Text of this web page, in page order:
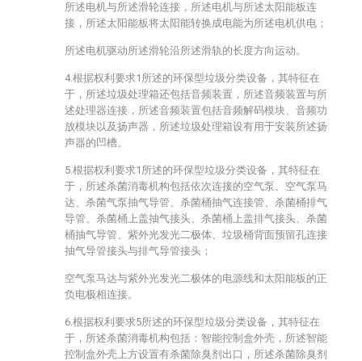
所述电机与所述滑轮连接，所述电机与所述太阳能板连
接，所述太阳能板将太阳能转换成电能为所述电机供电；
所述电机驱动所述滑轮沿所述滑轨的长度方向运动。
4.根据权利要求1所述的环保型垃圾分类设备，其特征在
于，所述垃圾处理箱还包括音频装置，所述音频装置与所
述处理器连接，所述音频装置包括音频解码模块、音频功
放模块以及扬声器，所述垃圾处理箱设有用于安装所述扬
声器的凹槽。
5.根据权利要求1所述的环保型垃圾分类设备，其特征在
于，所述杀菌消毒机构包括依次连接的空气泵、空气泵马
达、杀菌气泵抽气导管、杀菌桶抽气连接管、杀菌桶排气
导管、杀菌桶上盖抽气接头、杀菌桶上盖排气接头、杀菌
桶抽气导管、紫外光发光二极体、垃圾桶背面预留孔连接
抽气导管接头与排气导管接头；
空气泵马达与紫外光发光二极体的电源线和太阳能板的正
负电极相连接。
6.根据权利要求5所述的环保型垃圾分类设备，其特征在
于，所述杀菌消毒机构包括：智能控制盒外壳，所述智能
控制盒外壳上方设置有杀菌除臭剂出口，所述杀菌除臭剂